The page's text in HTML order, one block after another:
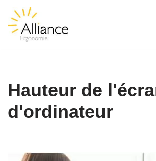
Aller
Hauteur de
d'ordinateur